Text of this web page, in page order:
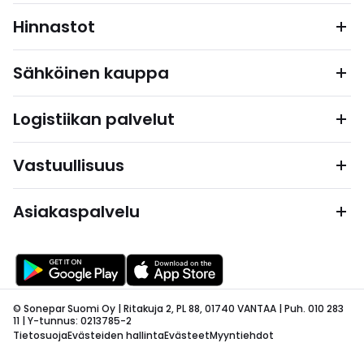
Hinnastot
Sähköinen kauppa
Logistiikan palvelut
Vastuullisuus
Asiakaspalvelu
© Sonepar Suomi Oy | Ritakuja 2, PL 88, 01740 VANTAA | Puh. 010 283
11 | Y-tunnus: 0213785-2
TietosuojaEvästeiden hallintaEvästeetMyyntiehdot